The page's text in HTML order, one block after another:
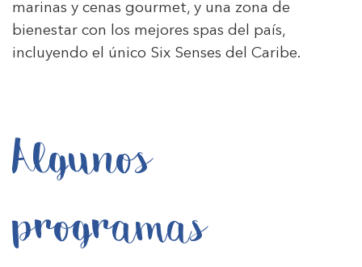
marinas y cenas gourmet, y una zona de
bienestar con los mejores spas del país,
incluyendo el único Six Senses del Caribe.
Algunos
programas